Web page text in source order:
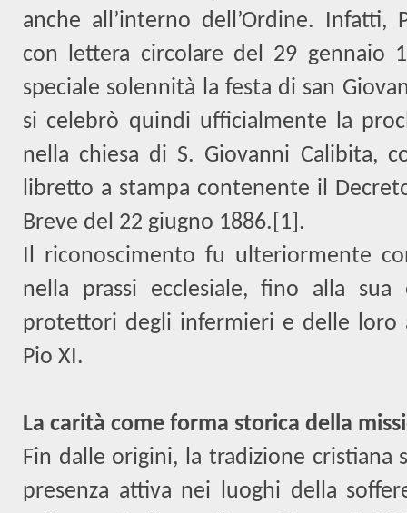
anche all’interno dell’Ordine. Infatti,
con lettera circolare del 29 gennaio
speciale solennità la festa di san
si celebrò quindi ufficialmente la
nella chiesa di S. Giovanni Calibita,
libretto a stampa contenente il
Breve del 22 giugno 1886. [1] .
Il riconoscimento fu ulteriormente
nella prassi ecclesiale, fino alla sua
protettori degli infermieri e delle loro
Pio XI.
La carità come forma storica della
Fin dalle origini, la tradizione cristiana
presenza attiva nei luoghi della